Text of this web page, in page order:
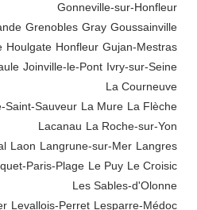
Gonneville-sur-Honfleur
Goussainville
Gray
Grenobles
Gujan-Mestras
Honfleur
Houlgate
Ivry-sur-Seine
Joinville-le-Pont
La Courneuve
La Flèche
La Mure
Saint-Sauveur
La Roche-sur-Yon
Lacanau
Langres
Langrune-sur-Mer
Laon
Le Croisic
Le Puy
Paris-Plage
Les Sables-d'Olonne
Lesparre-Médoc
Levallois-Perret